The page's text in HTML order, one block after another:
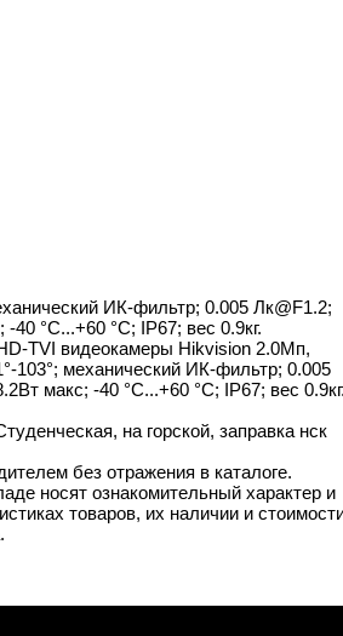
ИК-фильтр; 0.005 Лк@F1.2;
°C...+60 °C; IP67; вес 0.9кг.
TVI видеокамеры Hikvision 2.0Мп,
103°; механический ИК-фильтр; 0.005
макс; -40 °C...+60 °C; IP67; вес
на горской, заправка нск
без отражения в каталоге.
носят ознакомительный характер и
товаров, их наличии и